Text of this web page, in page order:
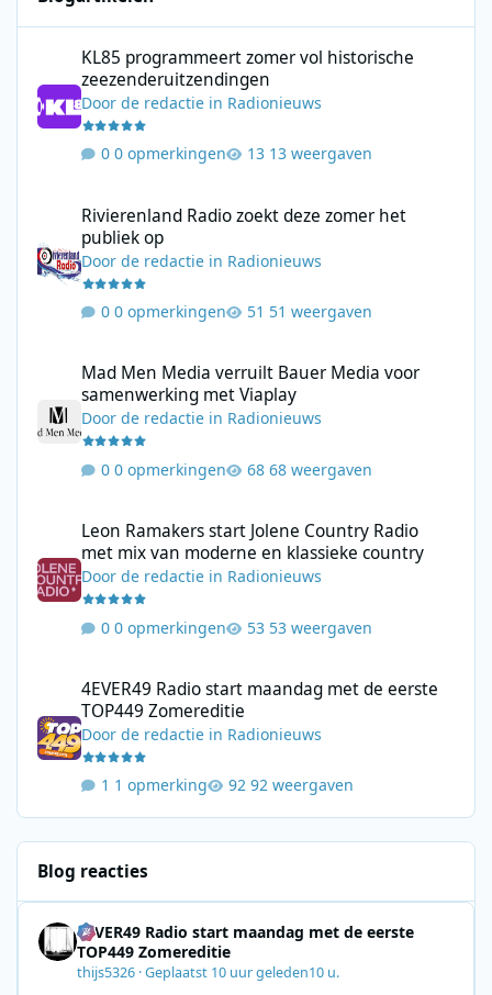
KL85 programmeert zomer vol historische
zeezenderuitzendingen
Doorde redactie in Radionieuws
0 opmerkingen 13 weergaven
Rivierenland Radio zoekt deze zomer het
publiek op
Doorde redactie in Radionieuws
0 opmerkingen 51 weergaven
Mad Men Media verruilt Bauer Media voor
samenwerking met Viaplay
Doorde redactie in Radionieuws
0 opmerkingen 68 weergaven
Leon Ramakers start Jolene Country Radio
met mix van moderne en klassieke country
Doorde redactie in Radionieuws
0 opmerkingen 53 weergaven
4EVER49 Radio start maandag met de eerste
TOP449 Zomereditie
Doorde redactie in Radionieuws
1 opmerking 92 weergaven
Blog reacties
4EVER49 Radio start maandag met de eerste
TOP449 Zomereditie
thijs5326 ·Geplaatst 10 uur geleden10 u.